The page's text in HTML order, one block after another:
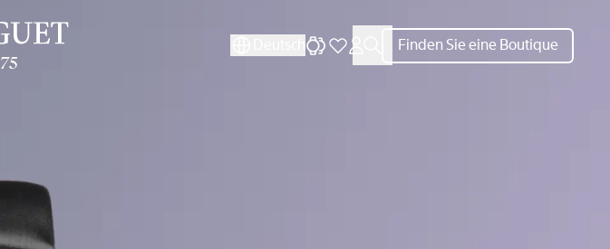
Finden Sie eine Boutique
SCHLIESSEN
SCHLIESSEN